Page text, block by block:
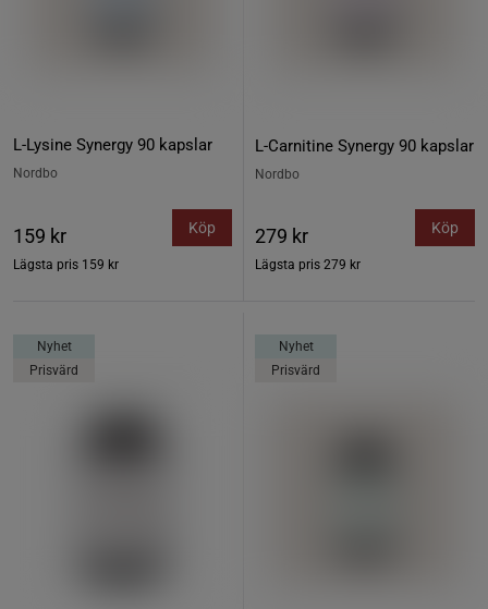
L-Lysine Synergy 90 kapslar
Nordbo
159 kr
Lägsta pris 159 kr
Köp
L-Carnitine Synergy 90 kapslar
Nordbo
279 kr
Lägsta pris 279 kr
Köp
Nyhet
Prisvärd
Nyhet
Prisvärd